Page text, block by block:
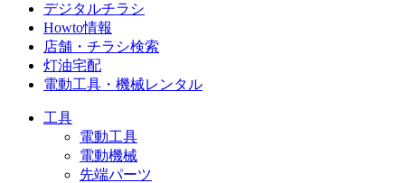
デジタルチラシ
Howto情報
店舗・チラシ検索
灯油宅配
電動工具・機械レンタル
工具
電動工具
電動機械
先端パーツ